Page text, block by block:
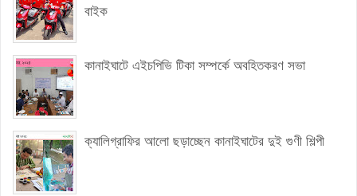
বাইক
কানাইঘাটে এইচপিভি টিকা সম্পর্কে অবহিতকরণ সভা
ক্যালিগ্রাফির আলো ছড়াচ্ছেন কানাইঘাটের দুই গুণী শিল্পী